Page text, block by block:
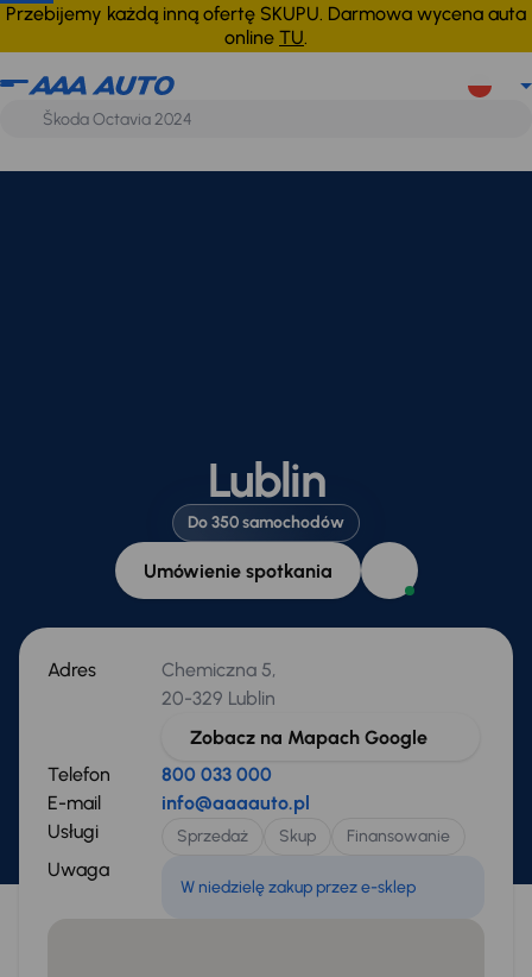
Przebijemy każdą inną ofertę SKUPU. Darmowa wycena auta
online TU.
Lublin
Do 350 samochodów
Umówienie spotkania
Adres
Chemiczna 5,
20-329 Lublin
Zobacz na Mapach Google
Telefon
800 033 000
E-mail
info@aaaauto.pl
Usługi
Sprzedaż Skup Finansowanie
Uwaga
W niedzielę zakup przez e-sklep